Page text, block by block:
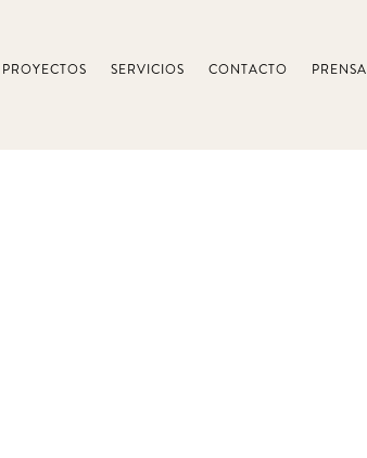
PROYECTOS SERVICIOS CONTACTO PRENSA